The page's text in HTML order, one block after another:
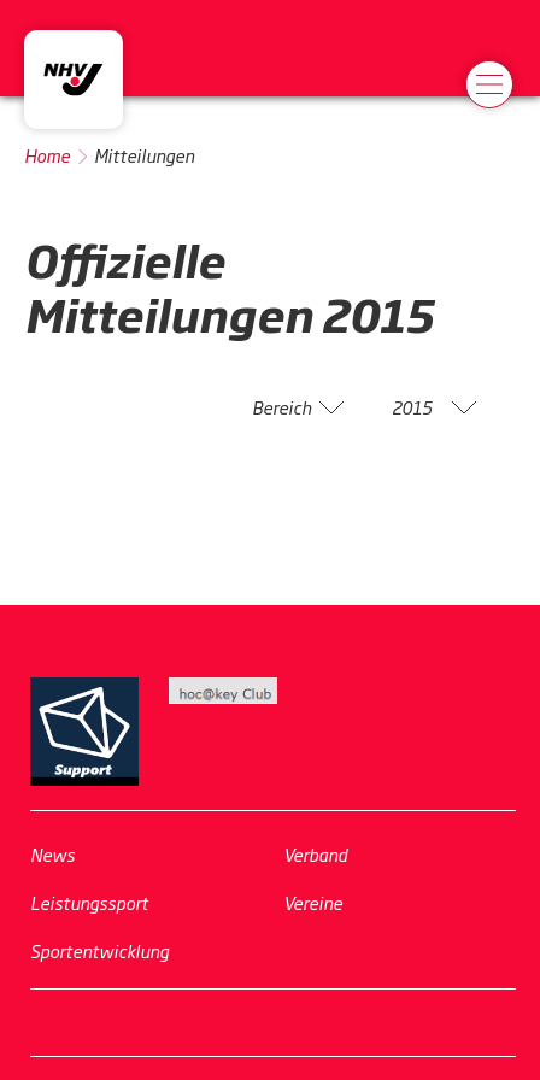
Home Mitteilungen
Offizielle
Mitteilungen2015
Bereich 2015
News
Leistungssport
Sportentwicklung
Verband
Vereine